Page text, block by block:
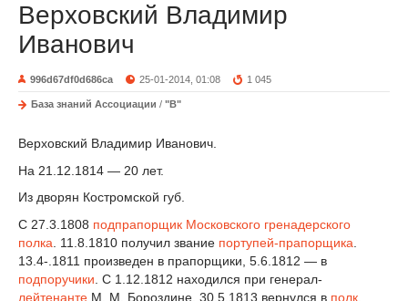
Верховский Владимир
Иванович
996d67df0d686ca 25-01-2014, 01:08 1 045
База знаний Ассоциации / "В"
Верховский Владимир Иванович.
На 21.12.1814 — 20 лет.
Из дворян Костромской губ.
С 27.3.1808 подпрапорщик Московского гренадерского
полка . 11.8.1810 получил звание портупей-прапорщика
13.4-.1811 произведен в прапорщики, 5.6.1812 — в
подпоручики . С 1.12.1812 находился при генерал-
лейтенанте М. М. Бороздине. 30.5.1813 вернулся в полк